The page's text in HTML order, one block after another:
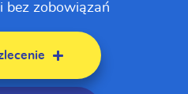
bez zobowiązań